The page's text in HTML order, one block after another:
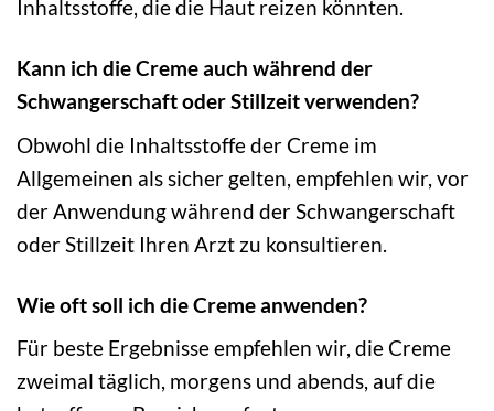
Inhaltsstoffe, die die Haut reizen könnten.
Kann ich die Creme auch während der
Schwangerschaft oder Stillzeit verwenden?
Obwohl die Inhaltsstoffe der Creme im
Allgemeinen als sicher gelten, empfehlen wir, vor
der Anwendung während der Schwangerschaft
oder Stillzeit Ihren Arzt zu konsultieren.
Wie oft soll ich die Creme anwenden?
Für beste Ergebnisse empfehlen wir, die Creme
zweimal täglich, morgens und abends, auf die